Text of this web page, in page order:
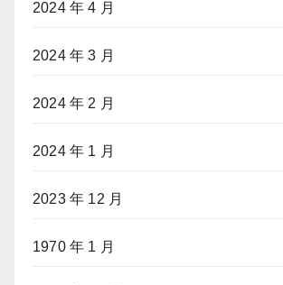
2024 年 4 月
2024 年 3 月
2024 年 2 月
2024 年 1 月
2023 年 12 月
1970 年 1 月